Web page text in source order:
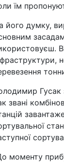
їм
його думку,
Гусак
звані
моменту